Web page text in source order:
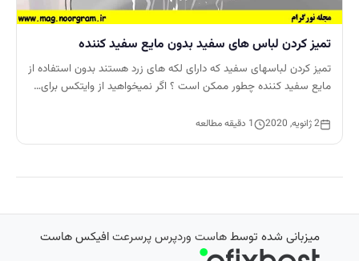
تمیز کردن لباس های سفید بدون مایع سفید کننده
تمیز کردن لباسهای سفید که دارای لکه های زرد هستند بدون استفاده از
مایع سفید کننده چطور ممکن است ؟ اگر نمیخواهید از وایتکس برای…
2 ژانویه, 2020 1 دقیقه مطالعه
میزبانی شده توسطهاست وردپرس پرسرعتافیکس هاست